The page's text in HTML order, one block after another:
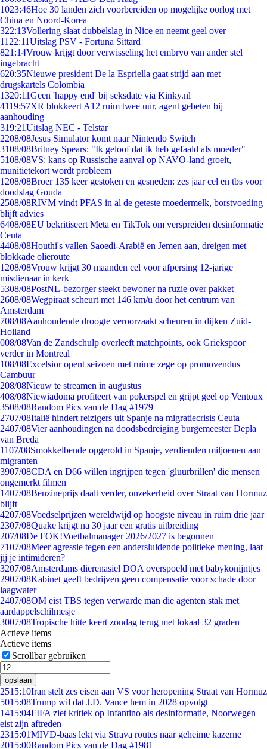
1023:46Hoe 30 landen zich voorbereiden op mogelijke oorlog met
China en Noord-Korea
322:13Vollering slaat dubbelslag in Nice en neemt geel over
11 22:11Uitslag PSV - Fortuna Sittard
821:14Vrouw krijgt door verwisseling het embryo van ander stel
ingebracht
620:35Nieuwe president De la Espriella gaat strijd aan met
drugskartels Colombia
1320:11Geen 'happy end' bij seksdate via Kinky.nl
4119:57XR blokkeert A12 ruim twee uur, agent gebeten bij
aanhouding
319:21Uitslag NEC - Telstar
2208/08Jesus Simulator komt naar Nintendo Switch
3108/08Britney Spears: "Ik geloof dat ik heb gefaald als moeder"
5108/08VS: kans op Russische aanval op NAVO-land groeit,
munitietekort wordt probleem
1208/08Broer 135 keer gestoken en gesneden: zes jaar cel en tbs voor
doodslag Gouda
2508/08RIVM vindt PFAS in al de geteste moedermelk, borstvoeding
blijft advies
6408/08EU bekritiseert Meta en TikTok om verspreiden desinformatie
Ceuta
4408/08Houthi's vallen Saoedi-Arabië en Jemen aan, dreigen met
blokkade olieroute
1208/08Vrouw krijgt 30 maanden cel voor afpersing 12-jarige
misdienaar in kerk
5308/08PostNL-bezorger steekt bewoner na ruzie over pakket
2608/08Wegpiraat scheurt met 146 km/u door het centrum van
Amsterdam
708/08Aanhoudende droogte veroorzaakt scheuren in dijken Zuid-
Holland
008/08Van de Zandschulp overleeft matchpoints, ook Griekspoor
verder in Montreal
108/08Excelsior opent seizoen met ruime zege op promovendus
Cambuur
208/08Nieuw te streamen in augustus
408/08Niewiadoma profiteert van pokerspel en grijpt geel op Ventoux
3508/08Random Pics van de Dag #1979
2707/08Italië hindert reizigers uit Spanje na migratiecrisis Ceuta
2407/08Vier aanhoudingen na doodsbedreiging burgemeester Depla
van Breda
1107/08Smokkelbende opgerold in Spanje, verdienden miljoenen aan
migranten
3907/08CDA en D66 willen ingrijpen tegen 'gluurbrillen' die mensen
ongemerkt filmen
1407/08Benzineprijs daalt verder, onzekerheid over Straat van Hormuz
blijft
4207/08Voedselprijzen wereldwijd op hoogste niveau in ruim drie jaar
2307/08Quake krijgt na 30 jaar een gratis uitbreiding
207/08De FOK!Voetbalmanager 2026/2027 is begonnen
7107/08Meer agressie tegen een andersluidende politieke mening, laat
jij je intimideren?
3207/08Amsterdams dierenasiel DOA overspoeld met babykonijntjes
2907/08Kabinet geeft bedrijven geen compensatie voor schade door
laagwater
2407/08OM eist TBS tegen verwarde man die agenten stak met
aardappelschilmesje
3007/08Tropische hitte keert zondag terug met lokaal 32 graden
Actieve items
Actieve items
Scrollbar gebruiken
opslaan
2515:10Iran stelt zes eisen aan VS voor heropening Straat van Hormuz
5015:08Trump wil dat J.D. Vance hem in 2028 opvolgt
1415:04FIFA ziet kritiek op Infantino als desinformatie, Noorwegen
eist zijn aftreden
2315:01MIVD-baas lekt via Strava routes naar geheime kazerne
2015:00Random Pics van de Dag #1981